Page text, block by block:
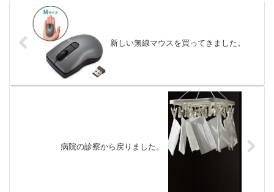
新しい無線マウスを買ってきました。
病院の診察から戻りました。